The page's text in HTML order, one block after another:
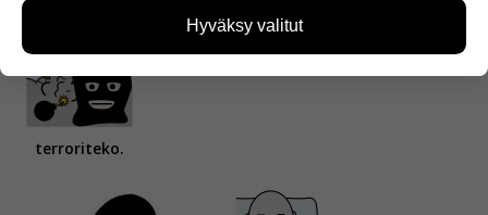
terroriteko.
kävijämääristä ja siitä, mitä sivuja käytetään ja
miten sivuilla liikutaan. Emme kuitenkaan kerää
yksittäiseen käyttäjään.
Hyväksy valitut